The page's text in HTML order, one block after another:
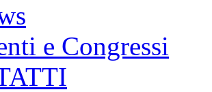
e Congressi